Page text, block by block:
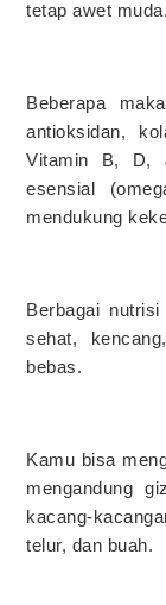
tetap awet muda.
Beberapa
antioksidan,
Vitamin B, D,
esensial
mendukung
Berbagai
sehat,
bebas.
Kamu bisa
mengandung
kacang-
telur, dan buah.